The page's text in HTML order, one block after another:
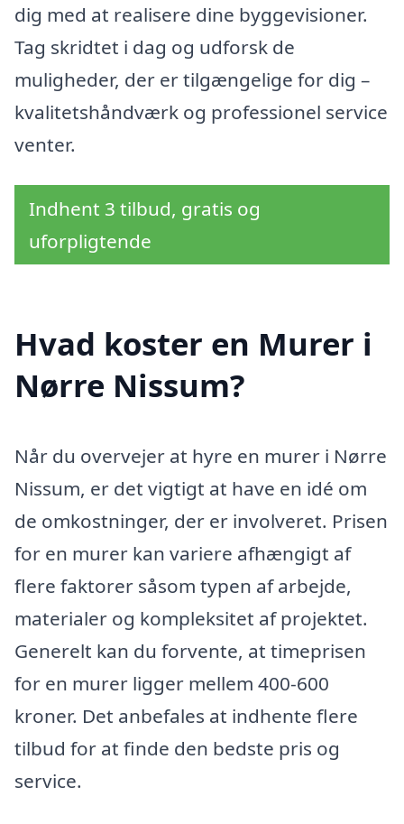
dig med at realisere dine byggevisioner.
Tag skridtet i dag og udforsk de
muligheder, der er tilgængelige for dig –
kvalitetshåndværk og professionel service
venter.
Indhent 3 tilbud, gratis og
uforpligtende
Hvad koster en Murer i
Nørre Nissum?
Når du overvejer at hyre en murer i Nørre
Nissum, er det vigtigt at have en idé om
de omkostninger, der er involveret. Prisen
for en murer kan variere afhængigt af
flere faktorer såsom typen af arbejde,
materialer og kompleksitet af projektet.
Generelt kan du forvente, at timeprisen
for en murer ligger mellem 400-600
kroner. Det anbefales at indhente flere
tilbud for at finde den bedste pris og
service.